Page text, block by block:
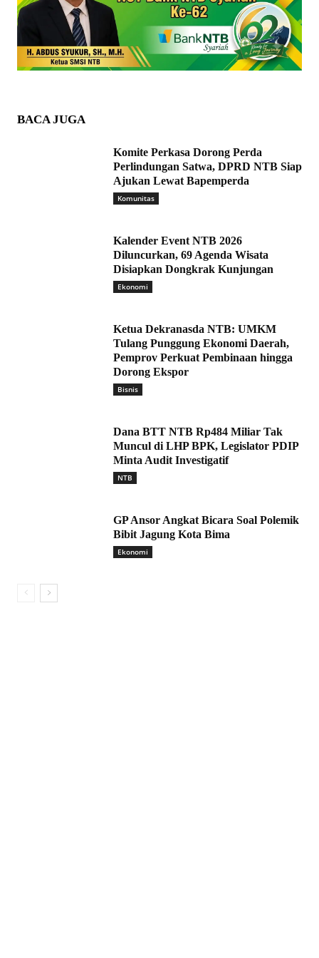
BACA JUGA
Komite Perkasa Dorong Perda
Perlindungan Satwa, DPRD NTB Siap
Ajukan Lewat Bapemperda
Komunitas
Kalender Event NTB 2026
Diluncurkan, 69 Agenda Wisata
Disiapkan Dongkrak Kunjungan
Ekonomi
Ketua Dekranasda NTB: UMKM
Tulang Punggung Ekonomi Daerah,
Pemprov Perkuat Pembinaan hingga
Dorong Ekspor
Bisnis
Dana BTT NTB Rp484 Miliar Tak
Muncul di LHP BPK, Legislator PDIP
Minta Audit Investigatif
NTB
GP Ansor Angkat Bicara Soal Polemik
Bibit Jagung Kota Bima
Ekonomi